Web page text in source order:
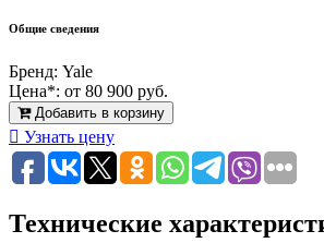
Общие сведения
Бренд: Yale
Цена*: от 80 900 руб.
Добавить в корзину
Узнать цену
Технические